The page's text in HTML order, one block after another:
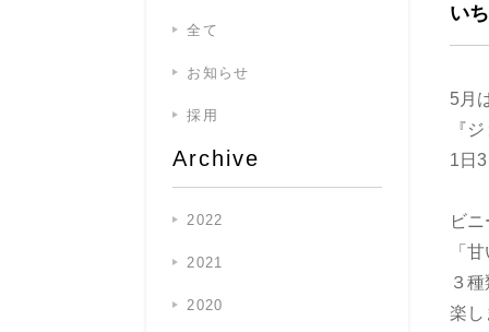
い
5月
『
1日
ビ
「
３
楽し
全て
お知らせ
採用
Archive
2022
2021
2020